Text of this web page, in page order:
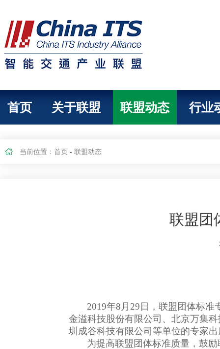
首页 关于联盟 联盟动态 行业
当前位置： 首页 - 联盟动态
联盟团
2019年8月29日，联盟团体标准
金溢科技股份有限公司、北京万集
圳成谷科技有限公司等单位的专家
为提高联盟团体标准质量，鼓